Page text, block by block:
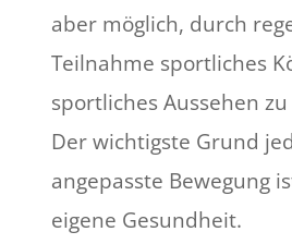
aber möglich, durch
Teilnahme sportliches
sportliches Aussehen
Der wichtigste Grund
angepasste Bewegung
eigene Gesundheit.